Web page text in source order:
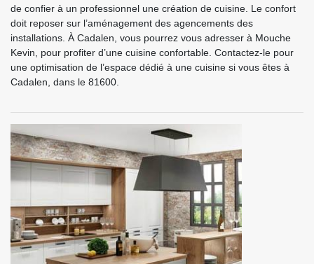
de confier à un professionnel une création de cuisine. Le confort
doit reposer sur l’aménagement des agencements des
installations. À Cadalen, vous pourrez vous adresser à Mouche
Kevin, pour profiter d’une cuisine confortable. Contactez-le pour
une optimisation de l’espace dédié à une cuisine si vous êtes à
Cadalen, dans le 81600.